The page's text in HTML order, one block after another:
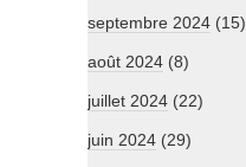
septembre 2024 (15)
août 2024 (8)
juillet 2024 (22)
juin 2024 (29)